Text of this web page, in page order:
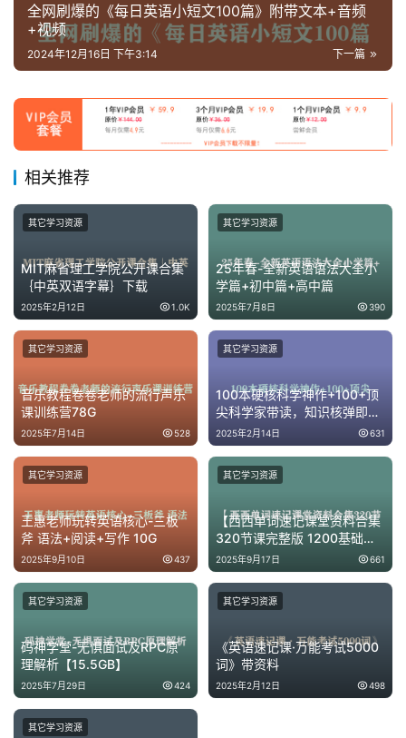
高
中
资
国
学
启
儿
童
英
启
蒙
全网刷爆的《每日英语小短文100篇》附带文本+音频
+视频
下一篇
2024年12月16日 下午3:14
相关推荐
MIT麻省理工学院公开课合集
｛中英双语字幕｝下载
2025年2月12日 1.0K
其它学习资源
25年春-全新英语语法大全小
学篇+初中篇+高中篇
2025年7月8日 390
其它学习资源
音乐教程卷卷老师的流行声乐
课训练营78G
2025年7月14日 528
其它学习资源
100本硬核科学神作+100+顶
尖科学家带读，知识核弹即将
引爆
2025年2月14日 631
其它学习资源
王惠老师玩转英语核心-三板
斧 语法+阅读+写作 10G
2025年9月10日 437
其它学习资源
【西西单词速记课堂资料合集
320节课完整版 1200基础词
汇+4300考研词汇+6000词
根+四…
2025年9月17日 661
其它学习资源
码神学堂-无惧面试及RPC原
理解析【15.5GB】
2025年7月29日 424
其它学习资源
《英语速记课·万能考试5000
词》带资料
2025年2月12日 498
其它学习资源
其它学习资源